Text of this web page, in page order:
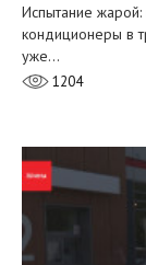
Испытание
кондиционеры в
уже…
1204